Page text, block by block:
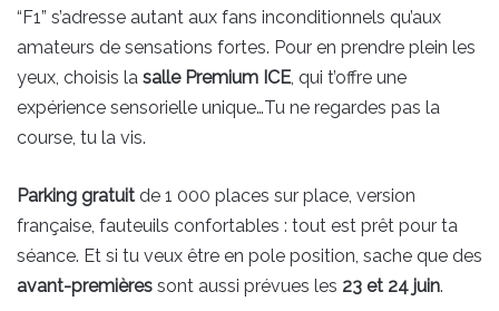
“F1” s’adresse autant aux fans inconditionnels qu’aux
amateurs de sensations fortes. Pour en prendre plein les
yeux, choisis la salle Premium ICE, qui t’offre une
expérience sensorielle unique…Tu ne regardes pas la
course, tu la vis.
Parking gratuit de 1 000 places sur place, version
française, fauteuils confortables : tout est prêt pour ta
séance. Et si tu veux être en pole position, sache que des
avant-premières sont aussi prévues les 23 et 24 juin.